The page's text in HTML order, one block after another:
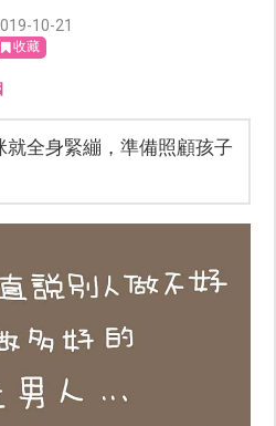
10-21
收藏
就全身緊繃，準備照顧孩子